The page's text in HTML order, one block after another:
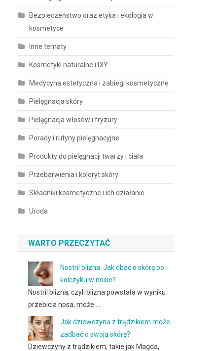
Bezpieczeństwo oraz etyka i ekologia w
kosmetyce
Inne tematy
Kosmetyki naturalne i DIY
Medycyna estetyczna i zabiegi kosmetyczne
Pielęgnacja skóry
Pielęgnacja włosów i fryzury
Porady i rutyny pielęgnacyjne
Produkty do pielęgnacji twarzy i ciała
Przebarwienia i koloryt skóry
Składniki kosmetyczne i ich działanie
Uroda
WARTO PRZECZYTAĆ
Nostril blizna: Jak dbać o skórę po
kolczyku w nosie?
Nostril blizna, czyli blizna powstała w wyniku
przebicia nosa, może …
Jak dziewczyna z trądzikiem może
zadbać o swoją skórę?
Dziewczyny z trądzikiem, takie jak Magda,